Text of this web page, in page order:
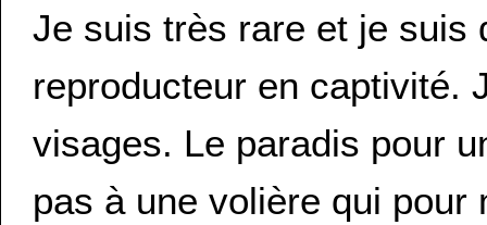
Je suis très rare et je suis
reproducteur en captivité.
visages. Le paradis pour
pas à une volière qui